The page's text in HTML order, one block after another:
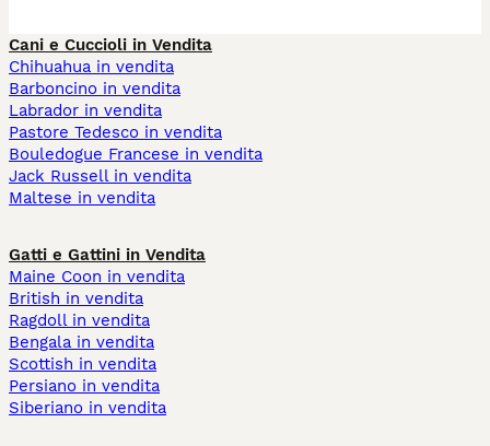
Cani e Cuccioli in Vendita
Chihuahua in vendita
Barboncino in vendita
Labrador in vendita
Pastore Tedesco in vendita
Bouledogue Francese in vendita
Jack Russell in vendita
Maltese in vendita
Gatti e Gattini in Vendita
Maine Coon in vendita
British in vendita
Ragdoll in vendita
Bengala in vendita
Scottish in vendita
Persiano in vendita
Siberiano in vendita